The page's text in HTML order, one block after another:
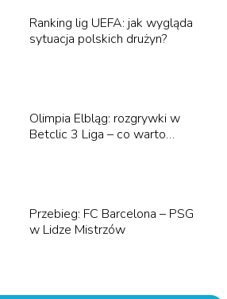
Ranking lig UEFA: jak wygląda
sytuacja polskich drużyn?
Olimpia Elbląg: rozgrywki w
Betclic 3 Liga – co warto
Przebieg: FC Barcelona – PSG
w Lidze Mistrzów